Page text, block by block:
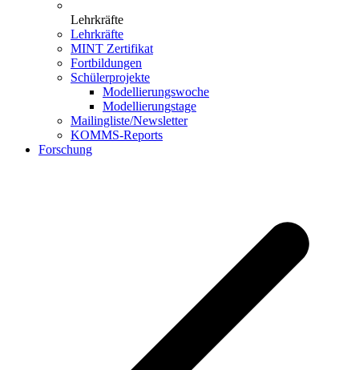
Lehrkräfte
Lehrkräfte
MINT Zertifikat
Fortbildungen
Schülerprojekte
Modellierungswoche
Modellierungstage
Mailingliste/Newsletter
KOMMS-Reports
Forschung